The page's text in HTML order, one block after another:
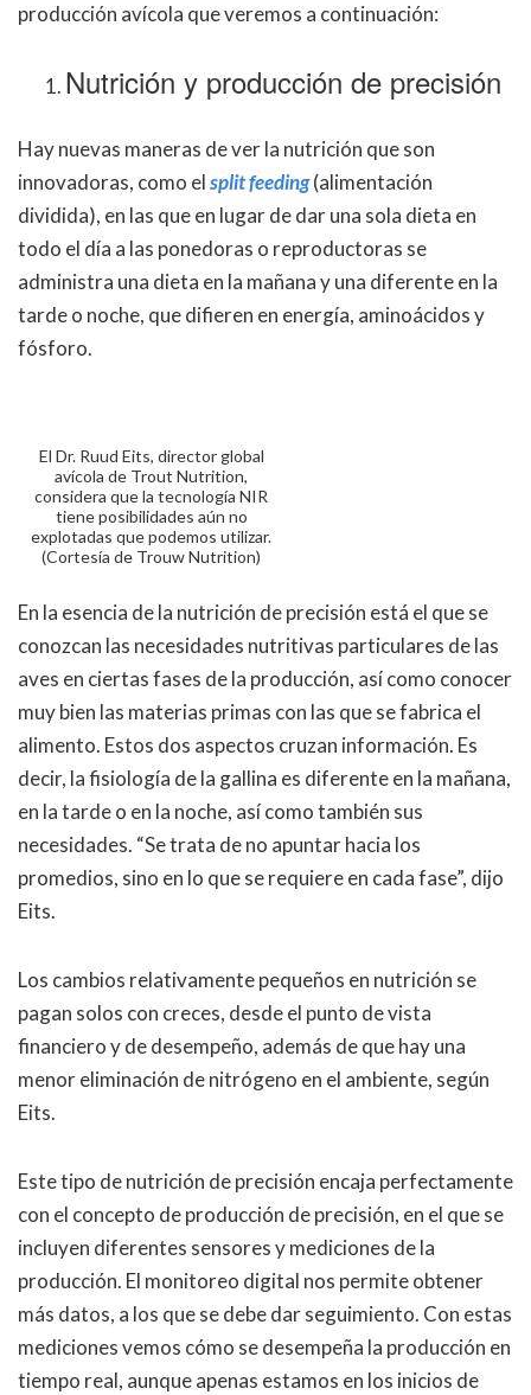
producción avícola que veremos a continuación:
Nutrición y producción de precisión
Hay nuevas maneras de ver la nutrición que son
innovadoras, como elsplit feeding(alimentación
dividida), en las que en lugar de dar una sola dieta en
todo el día a las ponedoras o reproductoras se
administra una dieta en la mañana y una diferente en la
tarde o noche, que difieren en energía, aminoácidos y
fósforo.
El Dr. Ruud Eits, director global
avícola de Trout Nutrition,
considera que la tecnología NIR
tiene posibilidades aún no
explotadas que podemos utilizar.
(Cortesía de Trouw Nutrition)
En la esencia de la nutrición de precisión está el que se
conozcan las necesidades nutritivas particulares de las
aves en ciertas fases de la producción, así como conocer
muy bien las materias primas con las que se fabrica el
alimento. Estos dos aspectos cruzan información. Es
decir, la fisiología de la gallina es diferente en la mañana,
en la tarde o en la noche, así como también sus
necesidades. “Se trata de no apuntar hacia los
promedios, sino en lo que se requiere en cada fase”, dijo
Eits.
Los cambios relativamente pequeños en nutrición se
pagan solos con creces, desde el punto de vista
financiero y de desempeño, además de que hay una
menor eliminación de nitrógeno en el ambiente, según
Eits.
Este tipo de nutrición de precisión encaja perfectamente
con el concepto de producción de precisión, en el que se
incluyen diferentes sensores y mediciones de la
producción. El monitoreo digital nos permite obtener
más datos, a los que se debe dar seguimiento. Con estas
mediciones vemos cómo se desempeña la producción en
tiempo real, aunque apenas estamos en los inicios de